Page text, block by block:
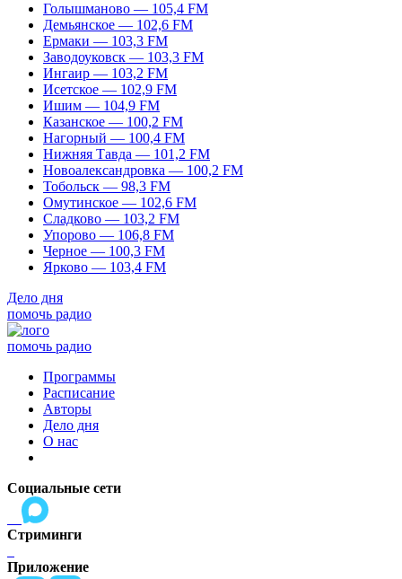
Голышманово — 105,4 FM
Демьянское — 102,6 FM
Ермаки — 103,3 FM
Заводоуковск — 103,3 FM
Ингаир — 103,2 FM
Исетское — 102,9 FM
Ишим — 104,9 FM
Казанское — 100,2 FM
Нагорный — 100,4 FM
Нижняя Тавда — 101,2 FM
Новоалександровка — 100,2 FM
Тобольск — 98,3 FM
Омутинское — 102,6 FM
Сладково — 103,2 FM
Упорово — 106,8 FM
Черное — 100,3 FM
Ярково — 103,4 FM
Дело дня
помочь радио
помочь радио
Программы
Расписание
Авторы
Дело дня
О нас
Социальные сети
Стриминги
Приложение